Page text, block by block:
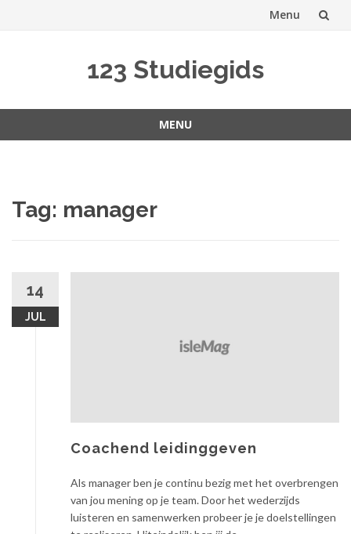
Menu
123 Studiegids
MENU
Tag: manager
14
JUL
Coachend leidinggeven
Als manager ben je continu bezig met het overbrengen
van jou mening op je team. Door het wederzijds
luisteren en samenwerken probeer je je doelstellingen